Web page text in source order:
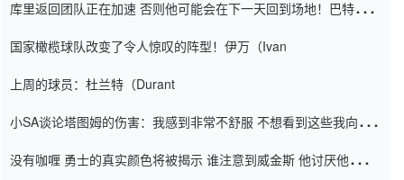
库里返回团队正在加速 否则他可能会在下一天回到场地！巴特勒迈
国家橄榄球队改变了令人惊叹的阵型！伊万（Ivan
上周的球员：杜兰特（Durant
小SA谈论塔图姆的伤害：我感到非常不舒服 不想看到这些我向他
没有咖喱 勇士的真实颜色将被揭示 谁注意到威金斯 他讨厌他的老